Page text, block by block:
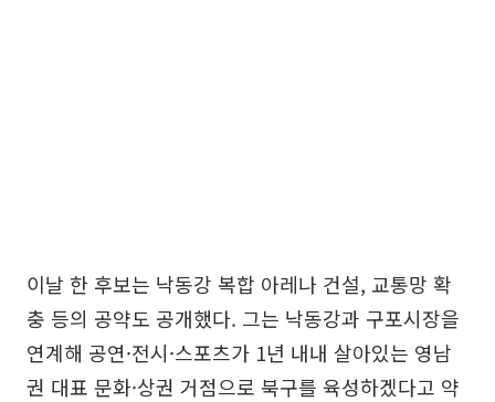
이날 한 후보는 낙동강 복합 아레나 건설, 교통망 확
충 등의 공약도 공개했다. 그는 낙동강과 구포시장을
연계해 공연·전시·스포츠가 1년 내내 살아있는 영남
권 대표 문화·상권 거점으로 북구를 육성하겠다고 약